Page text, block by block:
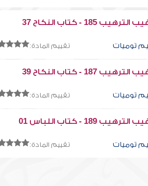
185 - كتاب النكاح 37
توميات تقييم المادة:
187 - كتاب النكاح 39
توميات تقييم المادة:
189 - كتاب اللباس 01
توميات تقييم المادة: